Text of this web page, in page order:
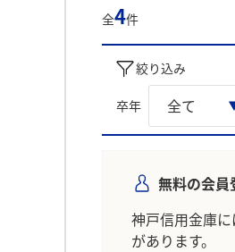
全4件
絞り込み
卒年
無料の会員
神戸信用金庫に
があります。